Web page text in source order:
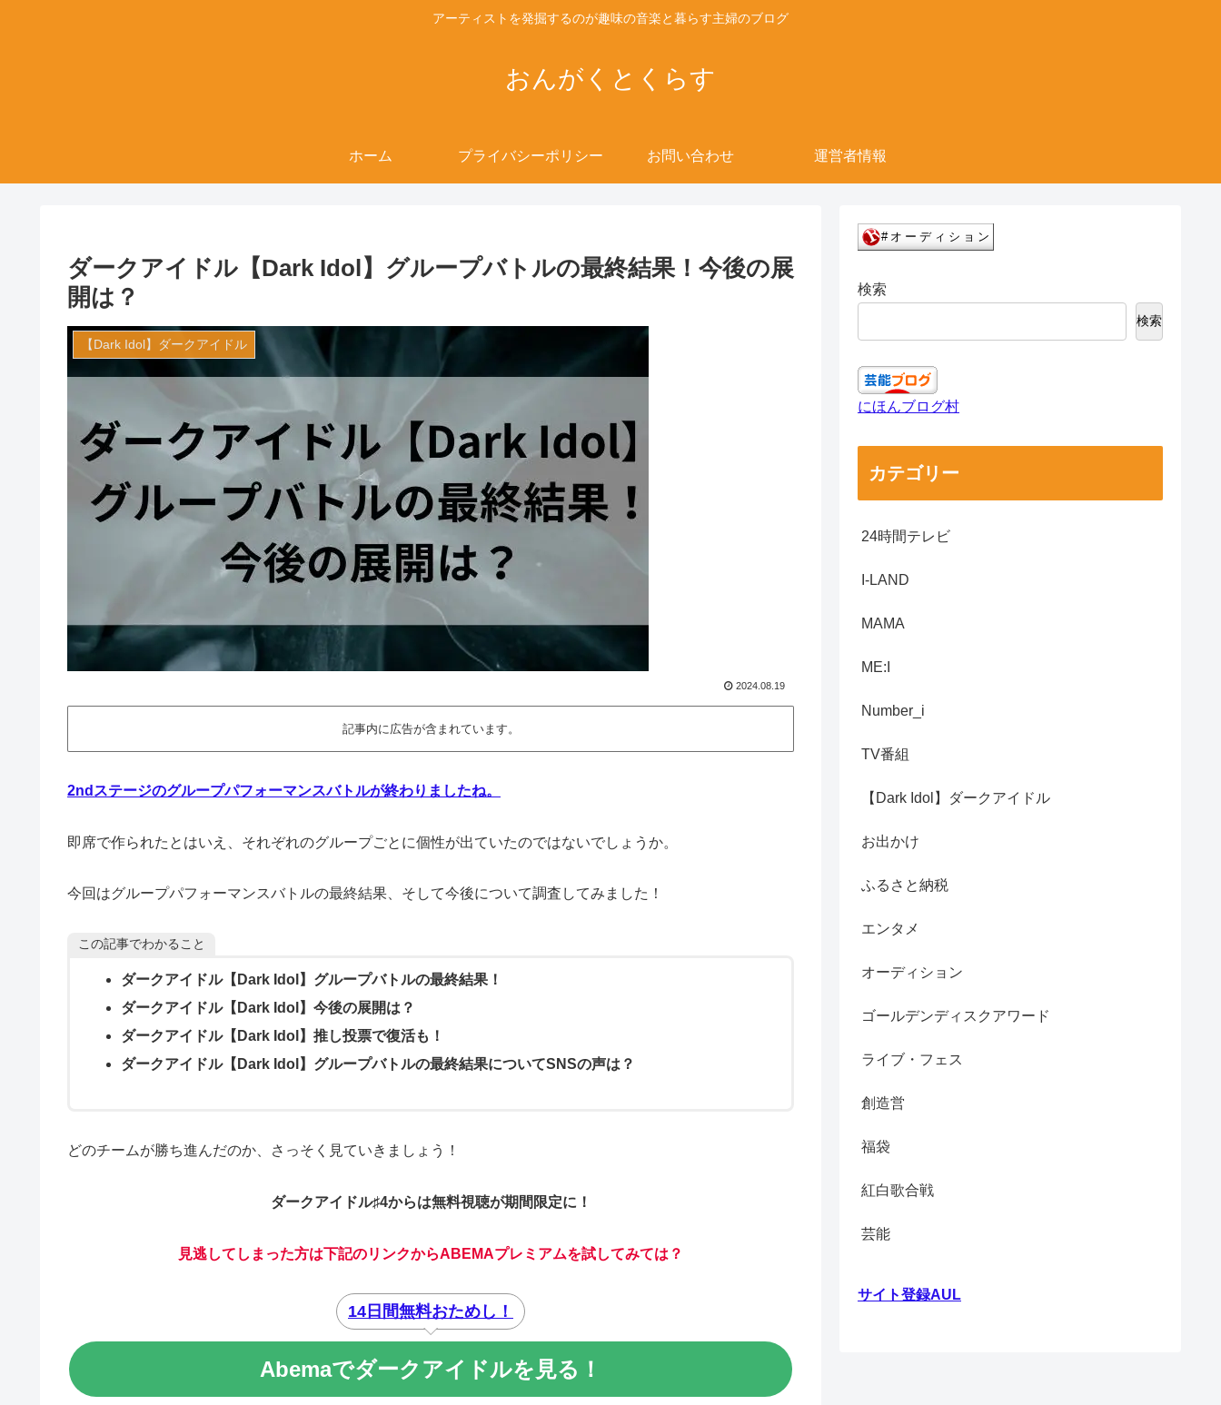
アーティストを発掘するのが趣味の音楽と暮らす主婦のブログ
おんがくとくらす
ホーム プライバシーポリシー お問い合わせ 運営者情報
ダークアイドル【Dark Idol】グループバトルの最終結果！今後の展
開は？
【Dark Idol】ダークアイドル
2024.08.19
記事内に広告が含まれています。
2ndステージのグループパフォーマンスバトルが終わりましたね。
即席で作られたとはいえ、それぞれのグループごとに個性が出ていたのではないでしょうか。
今回はグループパフォーマンスバトルの最終結果、そして今後について調査してみました！
この記事でわかること
ダークアイドル【Dark Idol】グループバトルの最終結果！
ダークアイドル【Dark Idol】今後の展開は？
ダークアイドル【Dark Idol】推し投票で復活も！
ダークアイドル【Dark Idol】グループバトルの最終結果についてSNSの声は？
どのチームが勝ち進んだのか、さっそく見ていきましょう！
ダークアイドル♯4からは無料視聴が期間限定に！
見逃してしまった方は下記のリンクからABEMAプレミアムを試してみては？
14日間無料おためし！
Abemaでダークアイドルを見る！
検索
検索
にほんブログ村
カテゴリー
24時間テレビ
I-LAND
MAMA
ME:I
Number_i
TV番組
【Dark Idol】ダークアイドル
お出かけ
ふるさと納税
エンタメ
オーディション
ゴールデンディスクアワード
ライブ・フェス
創造営
福袋
紅白歌合戦
芸能
サイト登録AUL